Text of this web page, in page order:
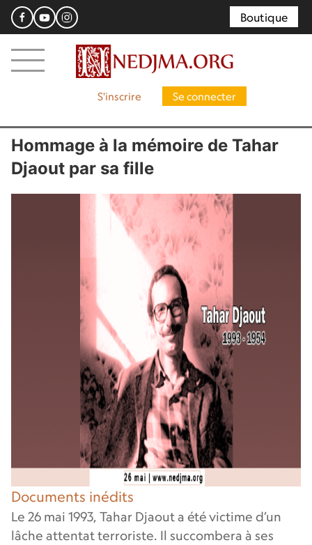
Boutique
S'inscrire Se connecter
Hommage à la mémoire de Tahar
Djaout par sa fille
Documents inédits
Le 26 mai 1993, Tahar Djaout a été victime d’un
lâche attentat terroriste. Il succombera à ses